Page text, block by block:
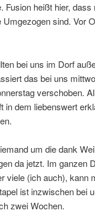
Fusion heißt hier,
Umgezogen sind. Vor
bei uns im Dorf
das bei uns
verschoben.
in dem liebenswert
um die dank
da jetzt. Im ganzen
viele (ich auch), kann
ist inzwischen bei
zwei Wochen.